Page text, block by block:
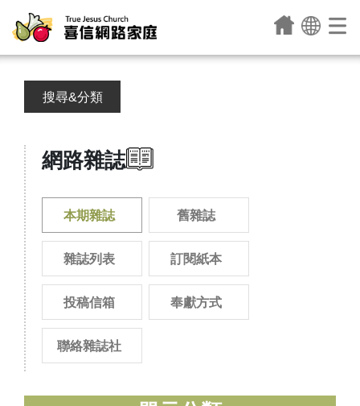
搜尋&分類
網路雜誌
本期雜誌 舊雜誌
雜誌列表 訂閱紙本
投稿信箱 奉獻方式
聯絡雜誌社